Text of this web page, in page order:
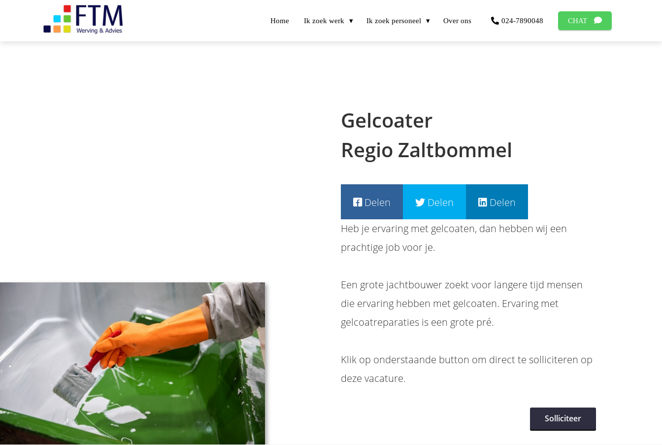
Home Ik zoek werk Ik zoek personeel Over ons 024-7890048 CHAT
Gelcoater
Regio Zaltbommel
Delen Delen
Delen
Heb je ervaring met gelcoaten, dan hebben wij een
prachtige job voor je.
Een grote jachtbouwer zoekt voor langere tijd mensen
die ervaring hebben met gelcoaten. Ervaring met
gelcoatreparaties is een grote pré.
Klik op onderstaande button om direct te solliciteren op
deze vacature.
Solliciteer